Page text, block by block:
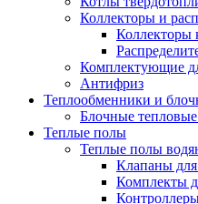
Коллекторы и
Коллекторы
Комплектующие
Антифриз
Теплообменники и
Блочные
Теплые полы
Теплые полы
Клапаны для
Комплекты